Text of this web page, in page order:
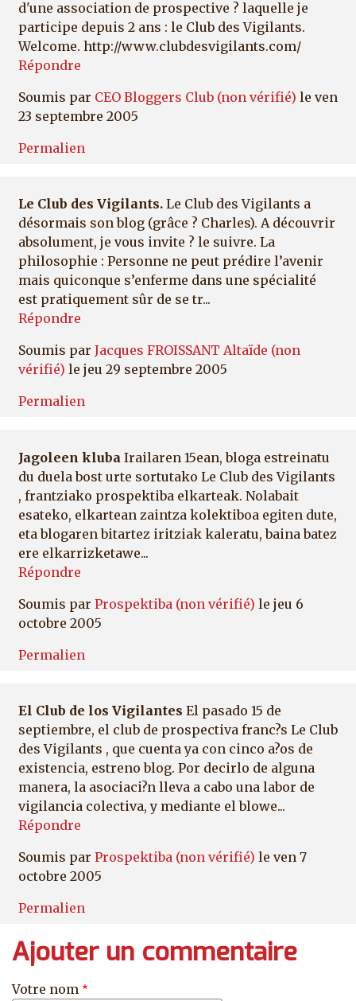
d'une association de prospective ? laquelle je
participe depuis 2 ans : le Club des Vigilants.
Welcome. http://www.clubdesvigilants.com/
Répondre
Soumis par CEO Bloggers Club (non vérifié) le ven
23 septembre 2005
Permalien
Le Club des Vigilants. Le Club des Vigilants a
désormais son blog (grâce ? Charles). A découvrir
absolument, je vous invite ? le suivre. La
philosophie : Personne ne peut prédire l’avenir
mais quiconque s’enferme dans une spécialité
est pratiquement sûr de se tr...
Répondre
Soumis par Jacques FROISSANT Altaïde (non
vérifié) le jeu 29 septembre 2005
Permalien
Jagoleen kluba Irailaren 15ean, bloga estreinatu
du duela bost urte sortutako Le Club des Vigilants
, frantziako prospektiba elkarteak. Nolabait
esateko, elkartean zaintza kolektiboa egiten dute,
eta blogaren bitartez iritziak kaleratu, baina batez
ere elkarrizketawe...
Répondre
Soumis par Prospektiba (non vérifié) le jeu 6
octobre 2005
Permalien
El Club de los Vigilantes El pasado 15 de
septiembre, el club de prospectiva franc?s Le Club
des Vigilants , que cuenta ya con cinco a?os de
existencia, estreno blog. Por decirlo de alguna
manera, la asociaci?n lleva a cabo una labor de
vigilancia colectiva, y mediante el blowe...
Répondre
Soumis par Prospektiba (non vérifié) le ven 7
octobre 2005
Permalien
Ajouter un commentaire
Votre nom